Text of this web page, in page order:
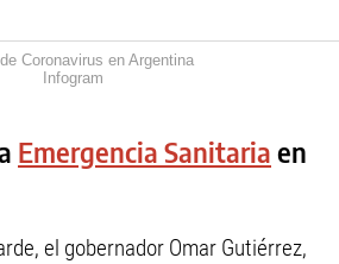
Coronavirus en Argentina
Infogram
Emergencia Sanitaria en
el gobernador Omar Gutiérrez,